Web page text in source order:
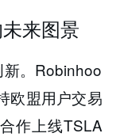
来图景
。Robinhoo
欧盟用户交易
作上线TSLA